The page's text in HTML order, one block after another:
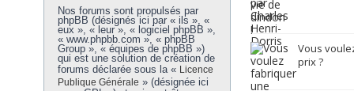
Nos forums sont propulsés par
phpBB (désignés ici par « ils », «
eux », « leur », « logiciel phpBB »,
« www.phpbb.com », « phpBB
Group », « équipes de phpBB »)
qui est une solution de création de
forums déclarée sous la « Licence
Publique Générale » (désignée ici
Vous
prix ?